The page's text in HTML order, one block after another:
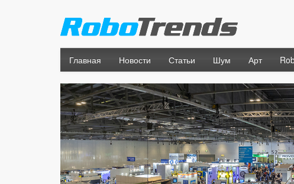
Главная Новости Статьи Шум Арт